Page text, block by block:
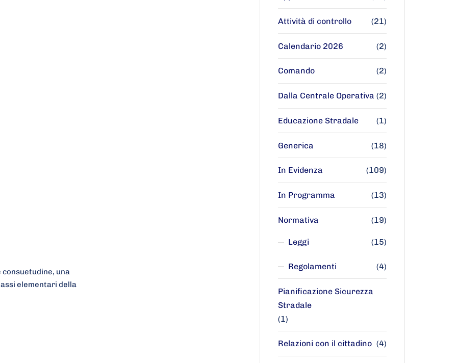
una
elementari della
Attività di controllo (21)
Calendario 2026 (2)
Comando (2)
Dalla Centrale Operativa (2)
Educazione Stradale (1)
Generica (18)
In Evidenza (109)
In Programma (13)
Normativa (19)
Leggi (15)
Regolamenti (4)
Pianificazione Sicurezza
Stradale
(1)
Relazioni con il cittadino (4)